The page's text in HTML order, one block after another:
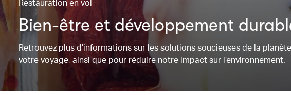
Restauration en vol
Bien-être et développement
Retrouvez plus d’informations sur les solutions soucieuses de la
votre voyage, ainsi que pour réduire notre impact sur l’environnement.